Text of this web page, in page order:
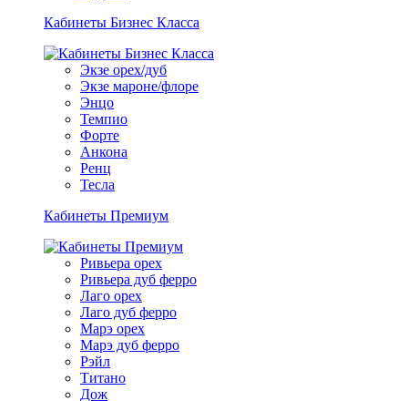
Кабинеты Бизнес Класса
Экзе орех/дуб
Экзе мароне/флоре
Энцо
Темпио
Форте
Анкона
Ренц
Тесла
Кабинеты Премиум
Ривьера орех
Ривьера дуб ферро
Лаго орех
Лаго дуб ферро
Марэ орех
Марэ дуб ферро
Рэйл
Титано
Дож